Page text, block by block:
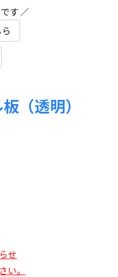
す ／
（透明）
せ
い。